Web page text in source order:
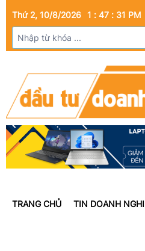
Thứ 2, 10/8/2026 1 : 47 : 32 PM
TRANG CHỦ TIN DOANH